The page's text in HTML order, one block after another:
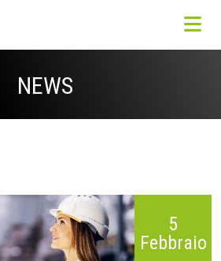
NEWS
5
Febbraio